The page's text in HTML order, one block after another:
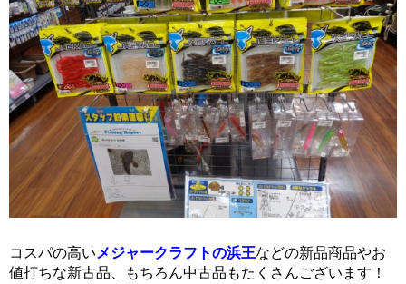
コスパの高い メジャークラフトの浜王などの新品商品やお
値打ちな新古品、もちろん中古品もたくさんございます！